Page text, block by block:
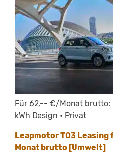
Für 62,-- €/Monat brutto:
kWh Design • Privat
Leapmotor T03 Leasing
Monat brutto [Umwelt]